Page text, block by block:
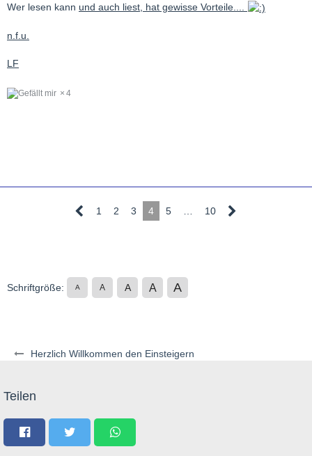
Herzlich Willkommen den Einsteigern
Wer lesen kann und auch liest, hat gewisse Vorteile....
n.f.u.
LF
4
1 2 3 4 5 … 10
Schriftgröße: A A A A A
Teilen